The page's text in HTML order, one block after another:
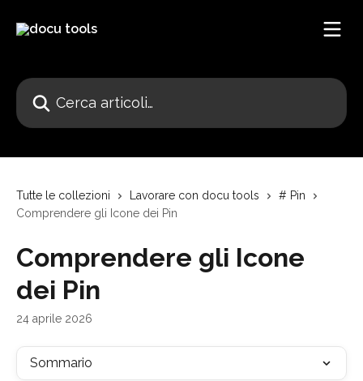
Cerca articoli…
Tutte le collezioni Lavorare con docu tools
# Pin
Comprendere gli Icone dei Pin
Comprendere gli Icone
dei Pin
24 aprile 2026
Sommario